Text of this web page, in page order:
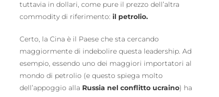
tuttavia in dollari, come pure il prezzo dell’altra
commodity di riferimento:il petrolio.
Certo, la Cina è il Paese che sta cercando
maggiormente di indebolire questa leadership. Ad
esempio, essendo uno dei maggiori importatori al
mondo di petrolio (e questo spiega molto
dell’appoggio alla Russia nel conflitto ucraino) ha